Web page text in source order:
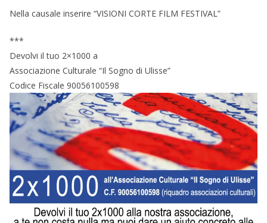
Nella causale inserire “VISIONI CORTE FILM FESTIVAL”
***
Devolvi il tuo 2×1000 a
Associazione Culturale “Il Sogno di Ulisse”
Codice Fiscale 90056100598